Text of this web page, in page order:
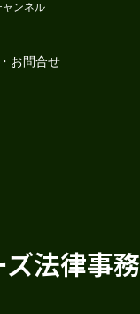
ャンネル
お問合せ
法律事務